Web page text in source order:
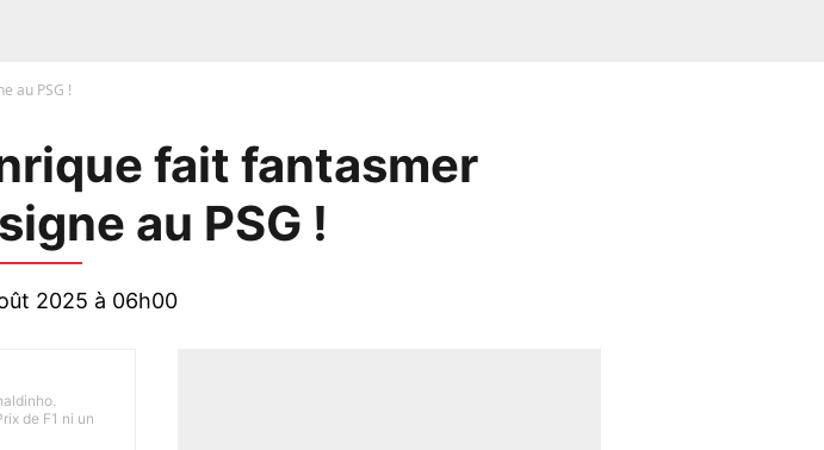
au PSG !
fait fantasmer
au PSG !
2025 à 06h00
de F1 ni un